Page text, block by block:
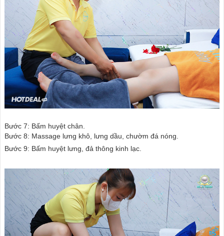
Bước 7: Bấm huyệt chân.
Bước 8: Massage lưng khô, lưng dầu, chườm đá nóng.
Bước 9: Bấm huyệt lưng, đả thông kinh lạc.